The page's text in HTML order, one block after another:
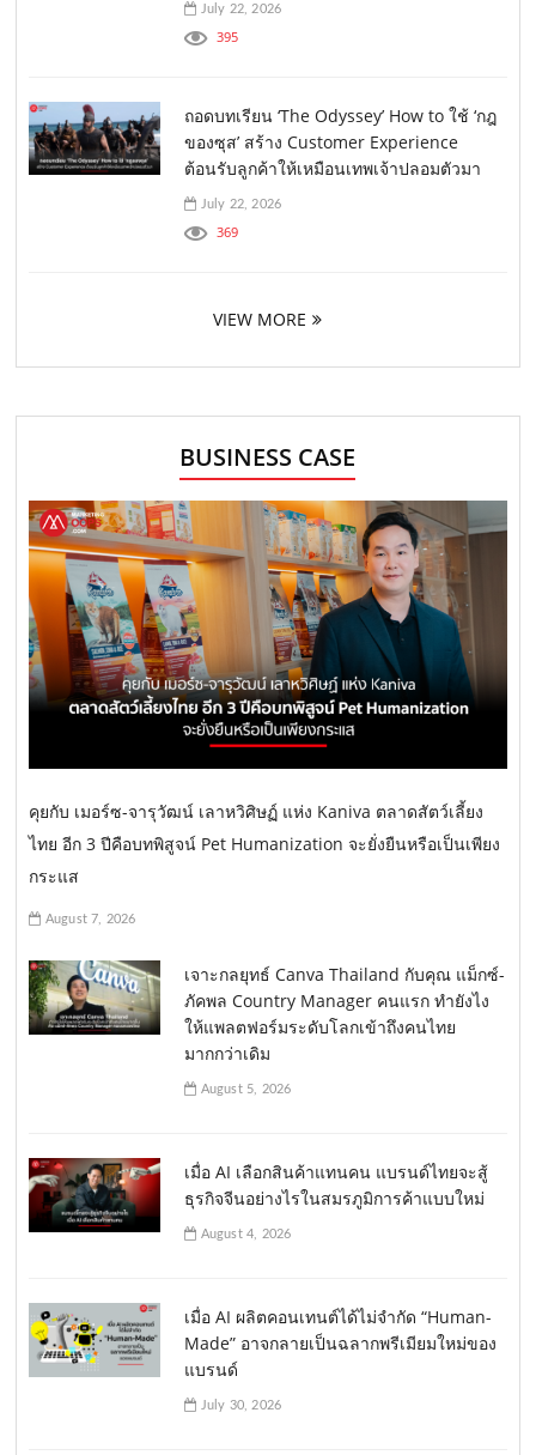
July 22, 2026
395
ถอดบทเรียน ‘The Odyssey’ How to ใช้ ‘กฎ
ของซุส’ สร้าง Customer Experience
ต้อนรับลูกค้าให้เหมือนเทพเจ้าปลอมตัวมา
July 22, 2026
369
VIEW MORE
BUSINESS CASE
คุยกับ เมอร์ซ-จารุวัฒน์ เลาหวิศิษฏ์ แห่ง Kaniva ตลาดสัตว์เลี้ยง
ไทย อีก 3 ปีคือบทพิสูจน์ Pet Humanization จะยั่งยืนหรือเป็นเพียง
กระแส
August 7, 2026
เจาะกลยุทธ์ Canva Thailand กับคุณ แม็กซ์-
ภัคพล Country Manager คนแรก ทำยังไง
ให้แพลตฟอร์มระดับโลกเข้าถึงคนไทย
มากกว่าเดิม
August 5, 2026
เมื่อ AI เลือกสินค้าแทนคน แบรนด์ไทยจะสู้
ธุรกิจจีนอย่างไรในสมรภูมิการค้าแบบใหม่
August 4, 2026
เมื่อ AI ผลิตคอนเทนต์ได้ไม่จำกัด “Human-
Made” อาจกลายเป็นฉลากพรีเมียมใหม่ของ
แบรนด์
July 30, 2026